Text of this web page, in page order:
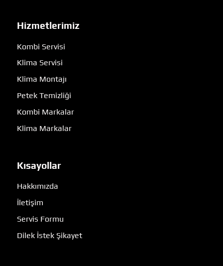
Hizmetlerimiz
Kombi Servisi
Klima Servisi
Klima Montajı
Petek Temizliği
Kombi Markalar
Klima Markalar
Kısayollar
Hakkımızda
İletişim
Servis Formu
Dilek İstek Şikayet